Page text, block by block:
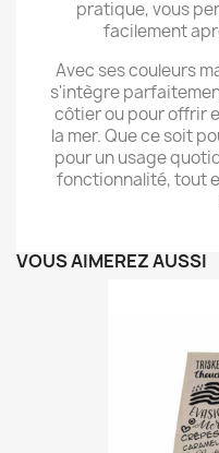
pratique, vous
facilement
Avec ses couleurs
s'intègre
côtier ou pour offrir
la mer. Que ce soit
pour un usage
fonctionnalité, tout
VOUS AIMEREZ AUSSI